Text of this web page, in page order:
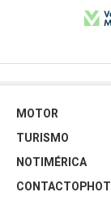
MOTOR
TURISMO
NOTIMÉRICA